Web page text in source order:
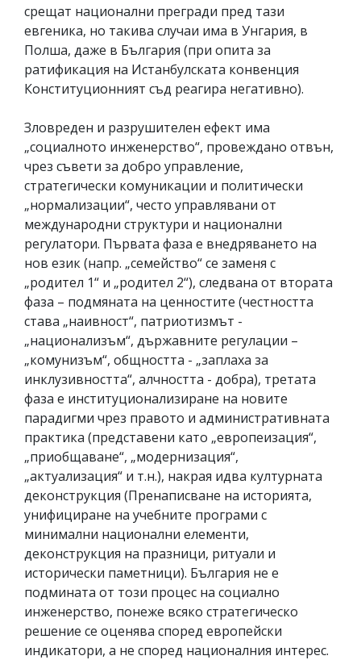
срещат национални прегради пред тази
евгеника, но такива случаи има в Унгария, в
Полша, даже в България (при опита за
ратификация на Истанбулската конвенция
Конституционният съд реагира негативно).
Зловреден и разрушителен ефект има
„социалното инженерство“, провеждано отвън,
чрез съвети за добро управление,
стратегически комуникации и политически
„нормализации“, често управлявани от
международни структури и национални
регулатори. Първата фаза е внедряването на
нов език (напр. „семейство“ се заменя с
„родител 1“ и „родител 2“), следвана от втората
фаза – подмяната на ценностите (честността
става „наивност“, патриотизмът -
„национализъм“, държавните регулации –
„комунизъм“, общността - „заплаха за
инклузивността“, алчността - добра), третата
фаза е институционализиране на новите
парадигми чрез правото и административната
практика (представени като „европеизация“,
„приобщаване“, „модернизация“,
„актуализация“ и т.н.), накрая идва културната
деконструкция (Пренаписване на историята,
унифициране на учебните програми с
минимални национални елементи,
деконструкция на празници, ритуали и
исторически паметници). България не е
подмината от този процес на социално
инженерство, понеже всяко стратегическо
решение се оценява според европейски
индикатори, а не според националния интерес.